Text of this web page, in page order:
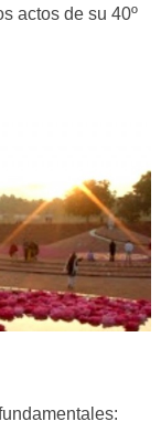
actos de su 40º